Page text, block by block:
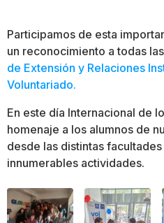
Participamos de esta
un reconocimiento a todas
de Extensión y Relaciones
Voluntariado.
En este día Internacional de
homenaje a los alumnos de
desde las distintas
innumerables actividades.